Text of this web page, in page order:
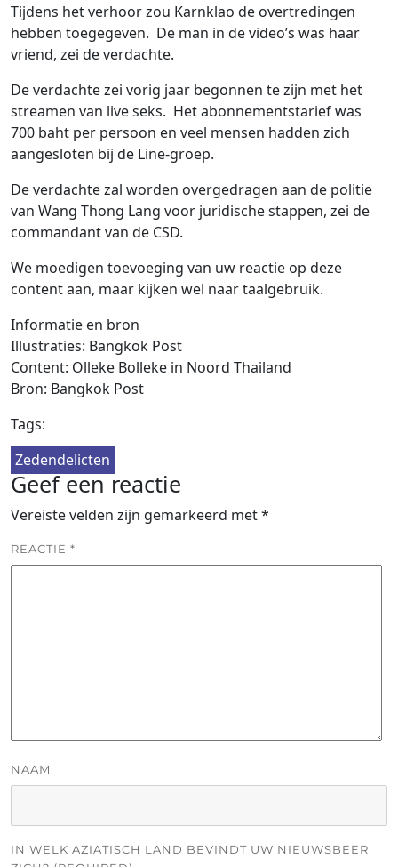
Tijdens het verhoor zou Karnklao de overtredingen
hebben toegegeven. De man in de video’s was haar
vriend, zei de verdachte.
De verdachte zei vorig jaar begonnen te zijn met het
streamen van live seks. Het abonnementstarief was
700 baht per persoon en veel mensen hadden zich
aangesloten bij de Line-groep.
De verdachte zal worden overgedragen aan de politie
van Wang Thong Lang voor juridische stappen, zei de
commandant van de CSD.
We moedigen toevoeging van uw reactie op deze
content aan, maar kijken wel naar taalgebruik.
Informatie en bron
Illustraties: Bangkok Post
Content: Olleke Bolleke in Noord Thailand
Bron: Bangkok Post
Tags:
Zedendelicten
Geef een reactie
Vereiste velden zijn gemarkeerd met*
REACTIE *
NAAM
IN WELK AZIATISCH LAND BEVINDT UW NIEUWSBEER